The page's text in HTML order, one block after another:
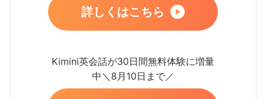
詳しくはこちら
Kimini英会話が30日間無料体験に増量
中＼8月10日まで／